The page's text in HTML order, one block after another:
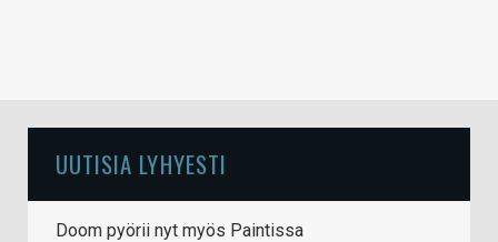
UUTISIA LYHYESTI
Doom pyörii nyt myös Paintissa